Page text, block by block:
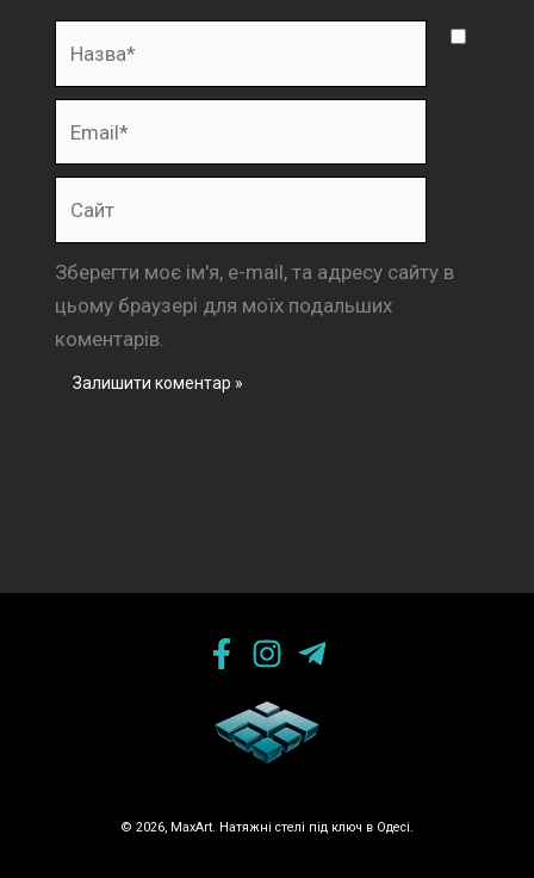
Зберегти моє ім'я, e-mail, та адресу сайту в
цьому браузері для моїх подальших
коментарів.
© 2026, MaxArt. Натяжні стелі під ключ в Одесі.